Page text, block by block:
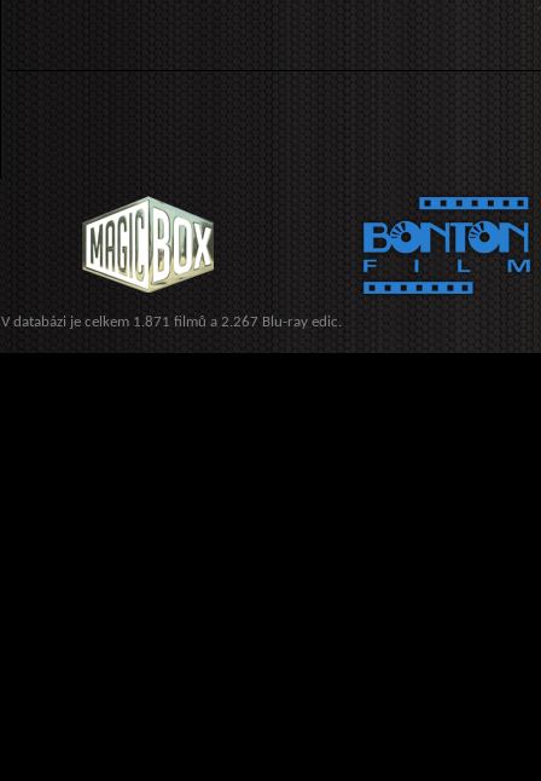
V databázi je celkem 1.871 filmů a 2.267 Blu-ray edic.